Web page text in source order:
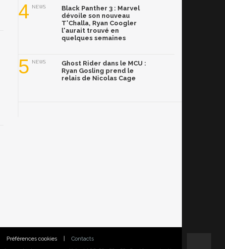
4 NEWS
Black Panther 3 : Marvel
dévoile son nouveau
T'Challa, Ryan Coogler
l'aurait trouvé en
quelques semaines
5 NEWS
Ghost Rider dans le MCU :
Ryan Gosling prend le
relais de Nicolas Cage
Préférences cookies Contacts